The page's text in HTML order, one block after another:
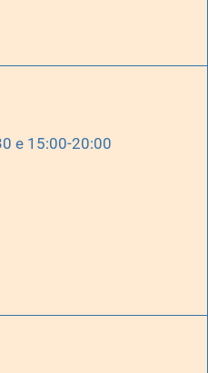
e 15:00-20:00